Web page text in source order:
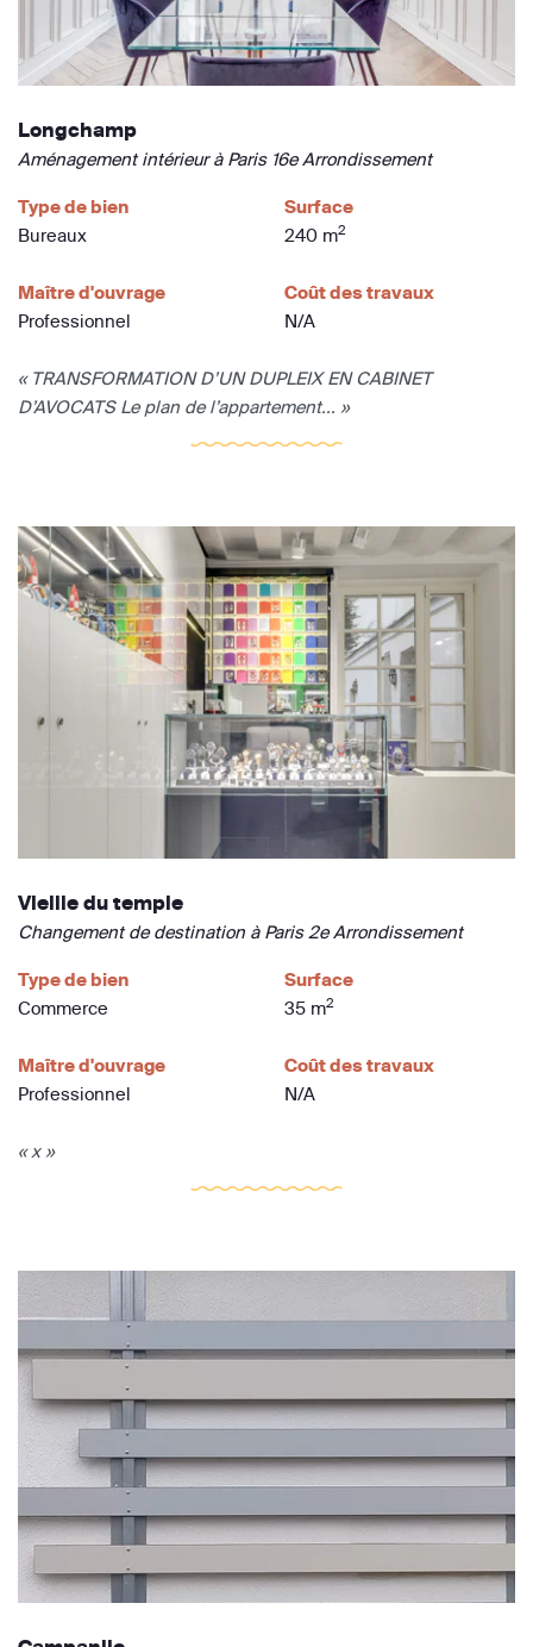
Longchamp
Aménagement intérieur à Paris 16e Arrondissement
Type de bien
Bureaux
Surface
240 m2
Maître d'ouvrage
Professionnel
Coût des travaux
N/A
« TRANSFORMATION D’UN DUPLEIX EN CABINET
D’AVOCATS Le plan de l’appartement... »
Vieille du temple
Changement de destination à Paris 2e Arrondissement
Type de bien
Commerce
Surface
35 m2
Maître d'ouvrage
Professionnel
Coût des travaux
N/A
« x »